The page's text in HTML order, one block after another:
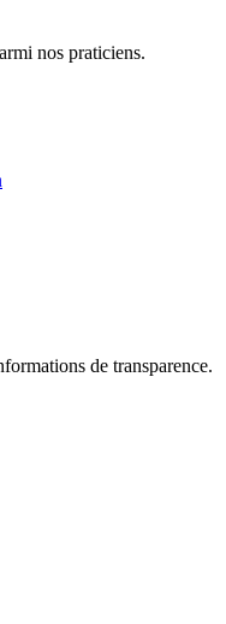
nos praticiens.
de transparence.